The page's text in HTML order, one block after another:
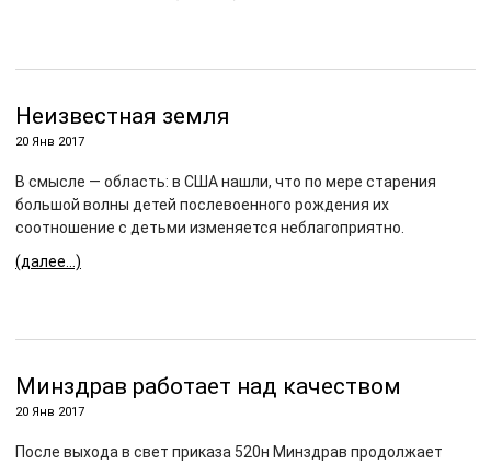
Неизвестная земля
20 Янв 2017
В смысле — область: в США нашли, что по мере старения
большой волны детей послевоенного рождения их
соотношение с детьми изменяется неблагоприятно.
(далее…)
Минздрав работает над качеством
20 Янв 2017
После выхода в свет приказа 520н Минздрав продолжает